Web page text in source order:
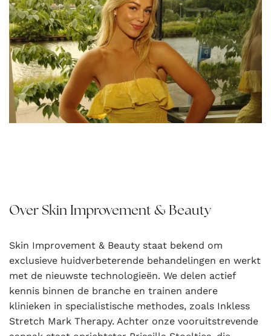
Over Skin Improvement & Beauty
Skin Improvement & Beauty staat bekend om
exclusieve huidverbeterende behandelingen en werkt
met de nieuwste technologieën. We delen actief
kennis binnen de branche en trainen andere
klinieken in specialistische methodes, zoals Inkless
Stretch Mark Therapy. Achter onze vooruitstrevende